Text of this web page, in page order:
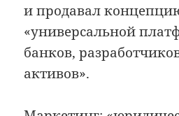
и продавал
«универсальной
банков,
активов».